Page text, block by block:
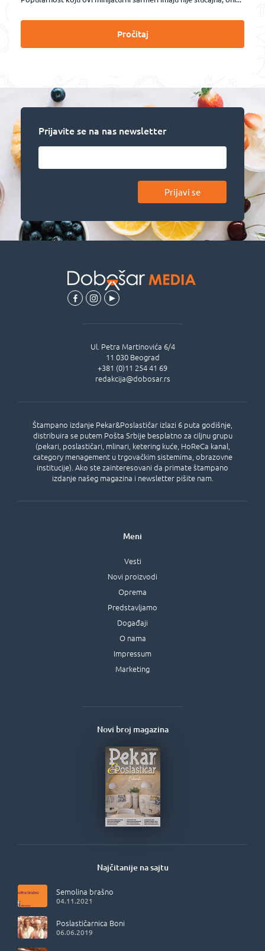
Pročitaj
Prijavite se na nas newsletter
Prijavi se
Štampano izdanje Pekar&Poslastičar izlazi 6 puta godišnje,
distribuira se putem Pošta Srbije besplatno za ciljnu grupu
(pekari, poslastičari, mlinari, ketering kuće, HoReCa kanal,
category menagement u trgovačkim sistemima, obrazovne
institucije). Ako ste zainteresovani da primate štampano
izdanje našeg magazina i newsletter pišite nam.
Ul. Petra Martinovića 6/4
11 030 Beograd
+381 (0)11 254 41 69
redakcija@dobosar.rs
Meni
Vesti
Novi proizvodi
Oprema
Predstavljamo
Događaji
O nama
Impressum
Marketing
Najčitanije na sajtu
Semolina brašno
04.11.2021
Poslastičarnica Boni
06.06.2019
Novi broj magazina